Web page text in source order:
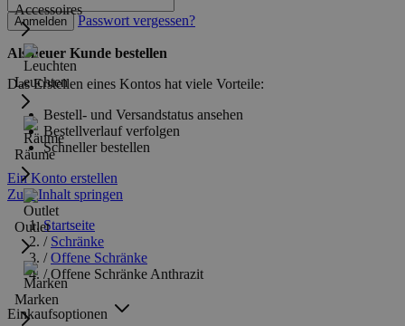
Accessoires
Leuchten
Räume
Outlet
Marken
Anmelden Passwort vergessen?
Als neuer Kunde bestellen
Das Erstellen eines Kontos hat viele Vorteile:
Bestell- und Versandstatus ansehen
Bestellverlauf verfolgen
Schneller bestellen
Ein Konto erstellen
Zum Inhalt springen
Startseite
/ Schränke
/ Offene Schränke
/ Offene Schränke Anthrazit
Einkaufsoptionen